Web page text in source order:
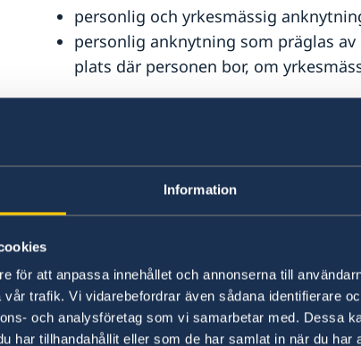
Information
för att anpassa innehållet och annonserna till
trafik. Vi vidarebefordrar även sådana identifierare
och analysföretag som vi samarbetar med. Dessa
har tillhandahållit eller som de har samlat in när du har
personlig och yrkesmässig
personlig anknytning som präglas
plats där personen bor, om
Om du omväxlande bor i två eller flera
anknytning skiljer sig från din
den plats till vilken du har personlig
du regelbundet återvänder dit. Om du
land än det där du har personlig
till det land där du har en personlig
där. Det är Transportstyrelsen som
körkortsfrågor.
Gäller inte dig som är